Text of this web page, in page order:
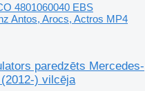
4801060040 EBS
Antos, Arocs, Actros MP4
paredzēts Mercedes-
) vilcēja